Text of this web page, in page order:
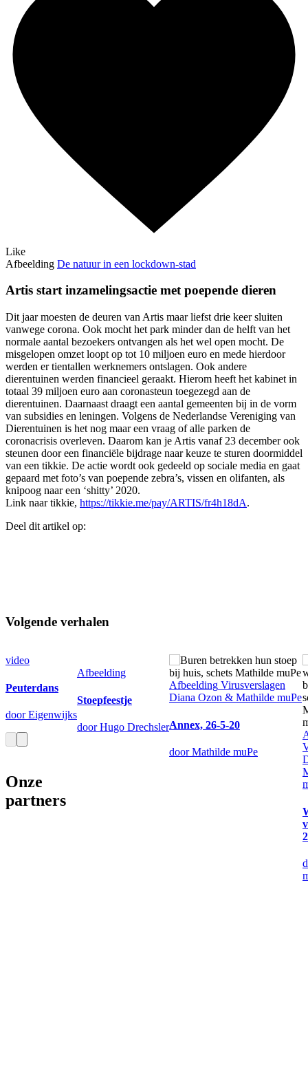
Like
Afbeelding De natuur in een lockdown-stad
Artis start inzamelingsactie met poepende dieren
Dit jaar moesten de deuren van Artis maar liefst drie keer sluiten
vanwege corona. Ook mocht het park minder dan de helft van het
normale aantal bezoekers ontvangen als het wel open mocht. De
misgelopen omzet loopt op tot 10 miljoen euro en mede hierdoor
werden er tientallen werknemers ontslagen. Ook andere
dierentuinen werden financieel geraakt. Hierom heeft het kabinet in
totaal 39 miljoen euro aan coronasteun toegezegd aan de
dierentuinen. Daarnaast draagt een aantal gemeenten bij in de vorm
van subsidies en leningen. Volgens de Nederlandse Vereniging van
Dierentuinen is het nog maar een vraag of alle parken de
coronacrisis overleven. Daarom kan je Artis vanaf 23 december ook
steunen door een financiële bijdrage naar keuze te sturen doormiddel
van een tikkie. De actie wordt ook gedeeld op sociale media en gaat
gepaard met foto’s van poepende zebra’s, vissen en olifanten, als
knipoog naar een ‘shitty’ 2020.
Link naar tikkie, https://tikkie.me/pay/ARTIS/fr4h18dA.
Deel dit artikel op:
Volgende verhalen
video
Peuterdans
door Eigenwijks
Afbeelding
Stoepfeestje
door Hugo Drechsler
Afbeelding Virusverslagen
Diana Ozon & Mathilde muPe
Annex, 26-5-20
door Mathilde muPe
Onze
partners